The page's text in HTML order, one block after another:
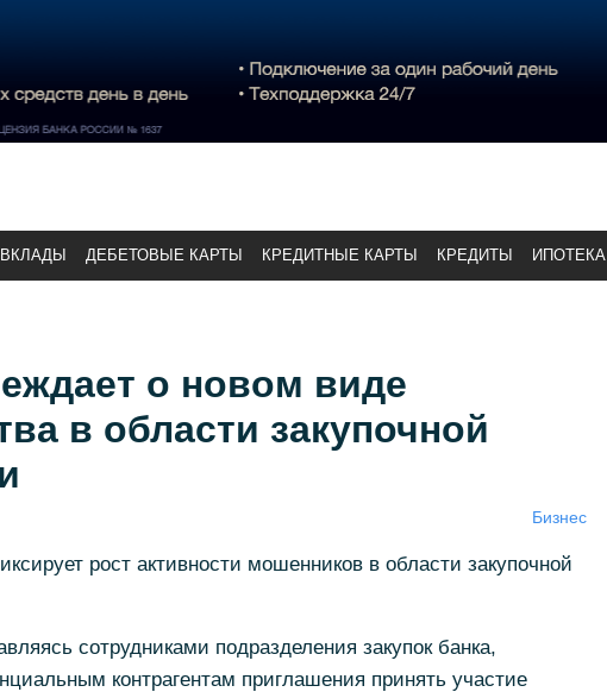
ВКЛАДЫ ДЕБЕТОВЫЕ КАРТЫ КРЕДИТНЫЕ КАРТЫ КРЕДИТЫ ИПОТЕКА
о новом виде
в области закупочной
Бизнес
рост активности мошенников в области закупочной
сотрудниками подразделения закупок банка,
контрагентам приглашения принять участие